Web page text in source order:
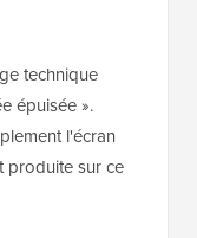
technique
épuisée ».
l'écran
produite sur ce